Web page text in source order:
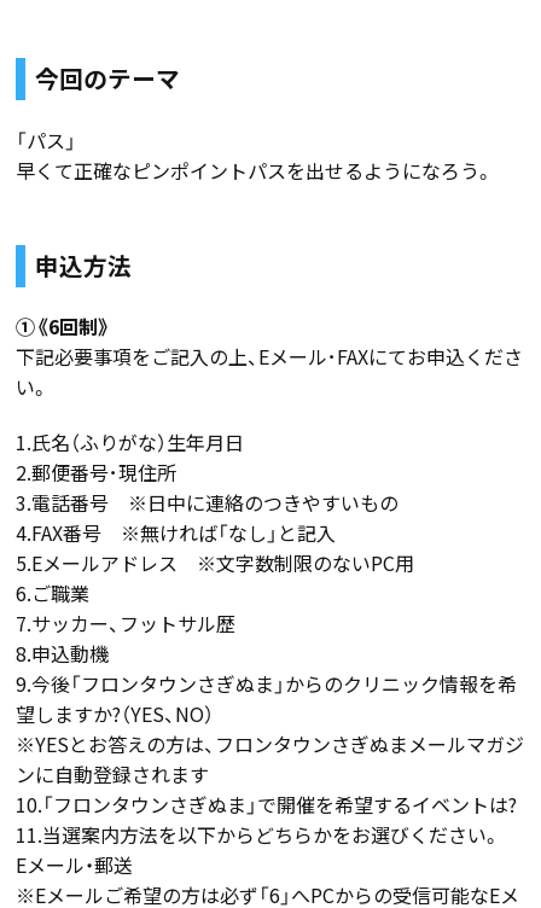
今回のテーマ
「パス」
早くて正確なピンポイントパスを出せるようになろう。
申込方法
①《6回制》
下記必要事項をご記入の上、Eメール･FAXにてお申込くださ
い。
1.氏名（ふりがな）生年月日
2.郵便番号･現住所
3.電話番号 ※日中に連絡のつきやすいもの
4.FAX番号 ※無ければ「なし」と記入
5.Eメールアドレス ※文字数制限のないPC用
6.ご職業
7.サッカー、フットサル歴
8.申込動機
9.今後「フロンタウンさぎぬま」からのクリニック情報を希
望しますか?（YES、NO）
※YESとお答えの方は、フロンタウンさぎぬまメールマガジ
ンに自動登録されます
10.「フロンタウンさぎぬま」で開催を希望するイベントは?
11.当選案内方法を以下からどちらかをお選びください。
Eメール・郵送
※Eメールご希望の方は必ず「6」へPCからの受信可能なEメ